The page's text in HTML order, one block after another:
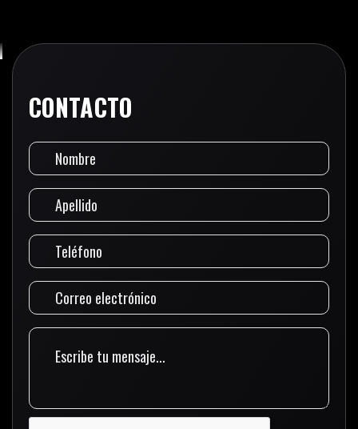
CONTACTO